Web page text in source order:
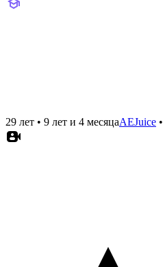
29 лет • 9 лет и 4 месяцаAEJuice •